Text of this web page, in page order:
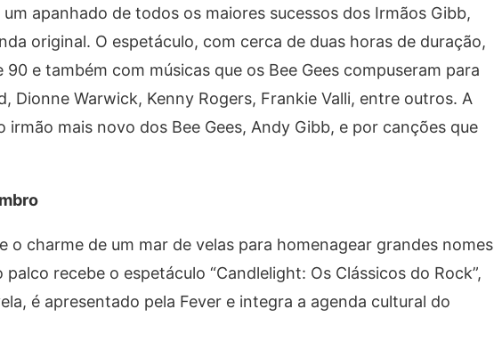
apanhado de todos os maiores sucessos dos Irmãos Gibb,
original. O espetáculo, com cerca de duas horas de duração,
e também com músicas que os Bee Gees compuseram para
Dionne Warwick, Kenny Rogers, Frankie Valli, entre outros. A
mais novo dos Bee Gees, Andy Gibb, e por canções que
charme de um mar de velas para homenagear grandes nomes
recebe o espetáculo “Candlelight: Os Clássicos do Rock”,
é apresentado pela Fever e integra a agenda cultural do